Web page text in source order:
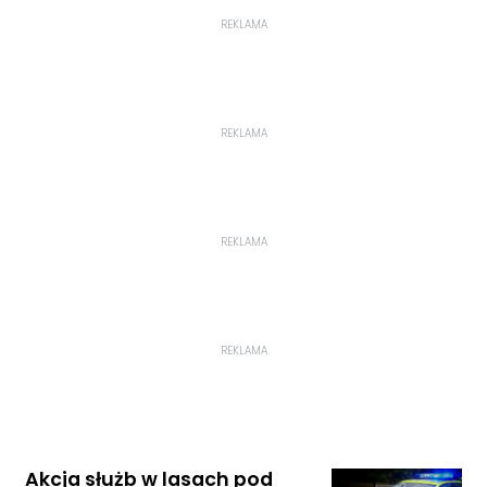
REKLAMA
REKLAMA
REKLAMA
REKLAMA
Akcja służb w lasach pod